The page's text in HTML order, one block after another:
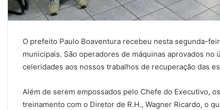
O prefeito Paulo Boaventura recebeu nesta segunda-
municipais. São operadores de máquinas aprovados no
celeridades aos nossos trabalhos de recuperação das
Além de serem empossados pelo Chefe do Executivo,
treinamento com o Diretor de R.H., Wagner Ricardo, o